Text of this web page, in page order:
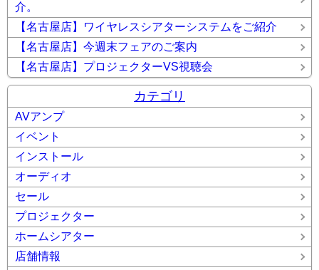
介。
【名古屋店】ワイヤレスシアターシステムをご紹介
【名古屋店】今週末フェアのご案内
【名古屋店】プロジェクターVS視聴会
カテゴリ
AVアンプ
イベント
インストール
オーディオ
セール
プロジェクター
ホームシアター
店舗情報